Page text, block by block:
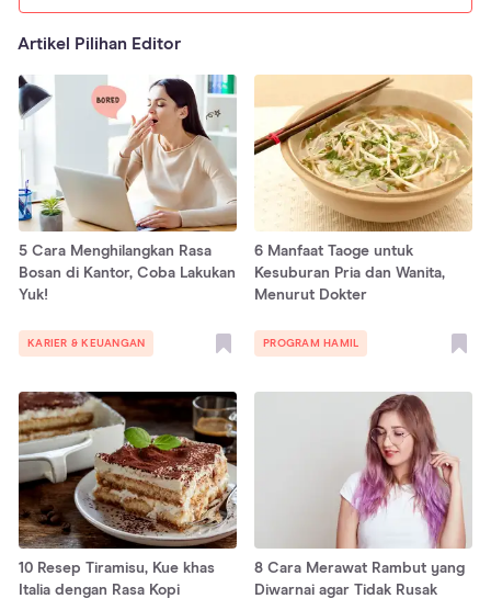
Artikel Pilihan Editor
5 Cara Menghilangkan Rasa
Bosan di Kantor, Coba Lakukan
Yuk!
KARIER & KEUANGAN
6 Manfaat Taoge untuk
Kesuburan Pria dan Wanita,
Menurut Dokter
PROGRAM HAMIL
10 Resep Tiramisu, Kue khas
Italia dengan Rasa Kopi
8 Cara Merawat Rambut yang
Diwarnai agar Tidak Rusak